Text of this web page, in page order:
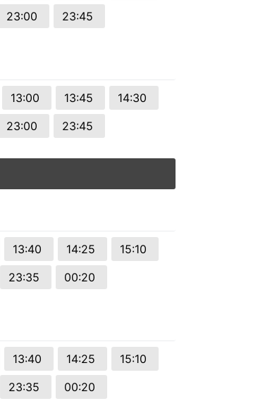
23:00 23:45
13:00 13:45
14:30
23:00 23:45
13:40 14:25
15:10
23:35 00:20
13:40 14:25
15:10
23:35 00:20